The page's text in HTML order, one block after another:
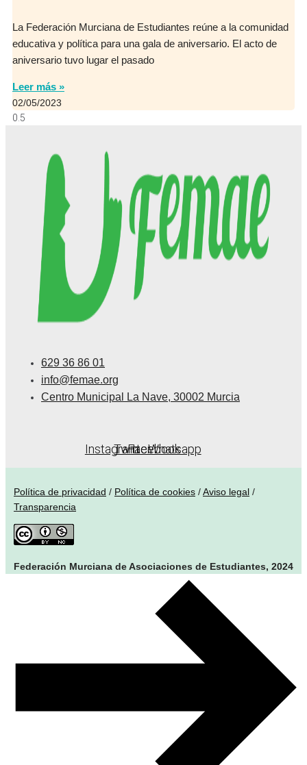
La Federación Murciana de Estudiantes reúne a la comunidad
educativa y política para una gala de aniversario. El acto de
aniversario tuvo lugar el pasado
Leer más »
02/05/2023
629 36 86 01
info@femae.org
Centro Municipal La Nave, 30002 Murcia
Instagram
Twitter
Facebook
Whatsapp
Política de privacidad / Política de cookies /Aviso legal /
Transparencia
Federación Murciana de Asociaciones de Estudiantes, 2024